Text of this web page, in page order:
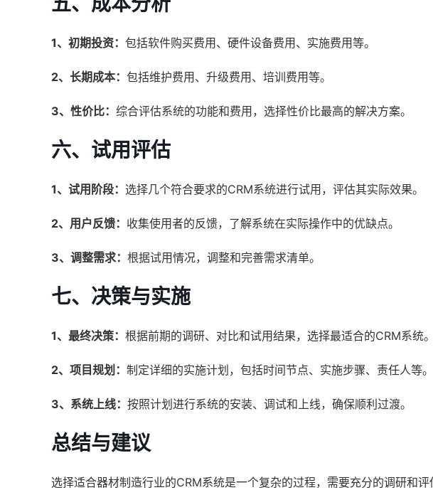
1、初期投资： 包括软件购买费用、硬件设备费用、实施费用等。
2、长期成本： 包括维护费用、升级费用、培训费用等。
3、性价比： 综合评估系统的功能和费用，选择性价比最高的解决方案。
六、试用评估
1、试用阶段： 选择几个符合要求的CRM系统进行试用，评估其实际效果。
2、用户反馈： 收集使用者的反馈，了解系统在实际操作中的优缺点。
3、调整需求： 根据试用情况，调整和完善需求清单。
七、决策与实施
1、最终决策： 根据前期的调研、对比和试用结果，选择最适合的CRM系统。
2、项目规划： 制定详细的实施计划，包括时间节点、实施步骤、责任人等。
3、系统上线： 按照计划进行系统的安装、调试和上线，确保顺利过渡。
总结与建议
选择适合器材制造行业的CRM系统是一个复杂的过程，需要充分的调研和